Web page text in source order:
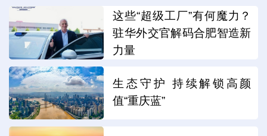
这些“超级工厂”有何魔力？
驻华外交官解码合肥智造新
力量
生态守护 持续解锁高颜
值“重庆蓝”